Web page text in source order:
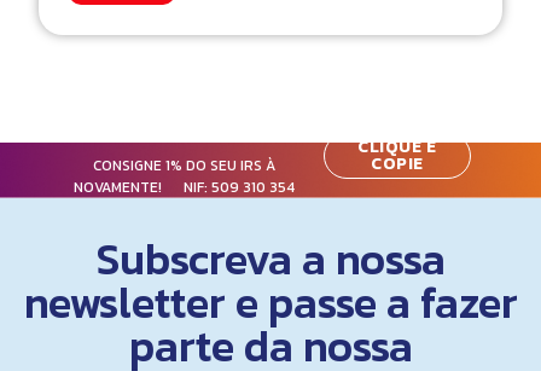
CONSIGNE 1% DO SEU IRS À
NOVAMENTE! NIF:509 310 354
CLIQUE E
COPIE
Subscreva a nossa
newsletter e passe a fazer
parte da nossa